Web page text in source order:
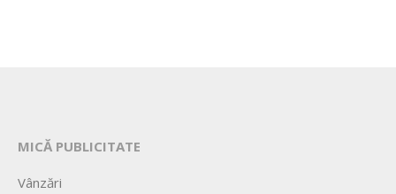
MICĂ PUBLICITATE
Vânzări